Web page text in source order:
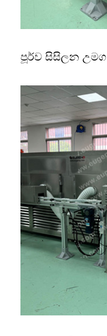
පූර්ව සිසිලන උමග